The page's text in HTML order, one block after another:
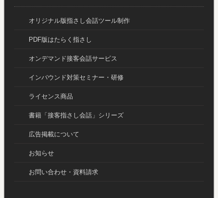
オリジナル版指さし会話ツール制作
PDF版はたらく指さし
オンデマンド接客会話サービス
インバウンド対策セミナー・研修
ライセンス商品
書籍「接客指さし会話」シリーズ
広告掲載について
お知らせ
お問い合わせ・資料請求